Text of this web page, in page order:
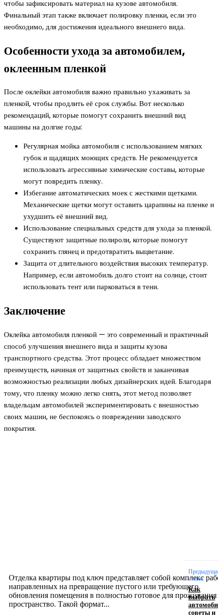
чтобы зафиксировать материал на кузове автомобиля.
Финальный этап также включает полировку пленки, если это
необходимо, для достижения идеального внешнего вида.
Особенности ухода за автомобилем,
оклеенным пленкой
После оклейки автомобиля важно правильно ухаживать за
пленкой, чтобы продлить её срок службы. Вот несколько
рекомендаций, которые помогут сохранить внешний вид
машины на долгие годы:
Регулярная мойка автомобиля с использованием мягких
губок и щадящих моющих средств. Не рекомендуется
использовать агрессивные химические составы, которые
могут повредить пленку.
Избегание автоматических моек с жесткими щетками.
Механические щетки могут оставить царапины на пленке и
ухудшить её внешний вид.
Использование специальных средств для ухода за пленкой.
Существуют защитные полироли, которые помогут
сохранить глянец и предотвратить выцветание.
Защита от длительного воздействия высоких температур.
Например, если автомобиль долго стоит на солнце, стоит
использовать тент или парковаться в тени.
Заключение
Оклейка автомобиля пленкой — это современный и практичный
способ улучшения внешнего вида и защиты кузова
транспортного средства. Этот процесс обладает множеством
преимуществ, начиная от защитных свойств и заканчивая
возможностью реализации любых дизайнерских идей. Благодаря
тому, что пленку можно легко снять, этот метод позволяет
владельцам автомобилей экспериментировать с внешностью
своих машин, не беспокоясь о повреждении заводского
покрытия.
Отделка квартиры под ключ представляет собой комплекс
направленных на превращение пустого или требующего
обновления помещения в полностью готовое для проживания
пространство. Такой формат...
статья
Как
выбрать
советы и